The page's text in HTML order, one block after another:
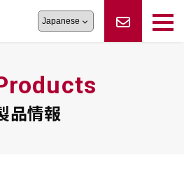
ズ
シリーズかんたんオーダー
グ
に注意
品情報